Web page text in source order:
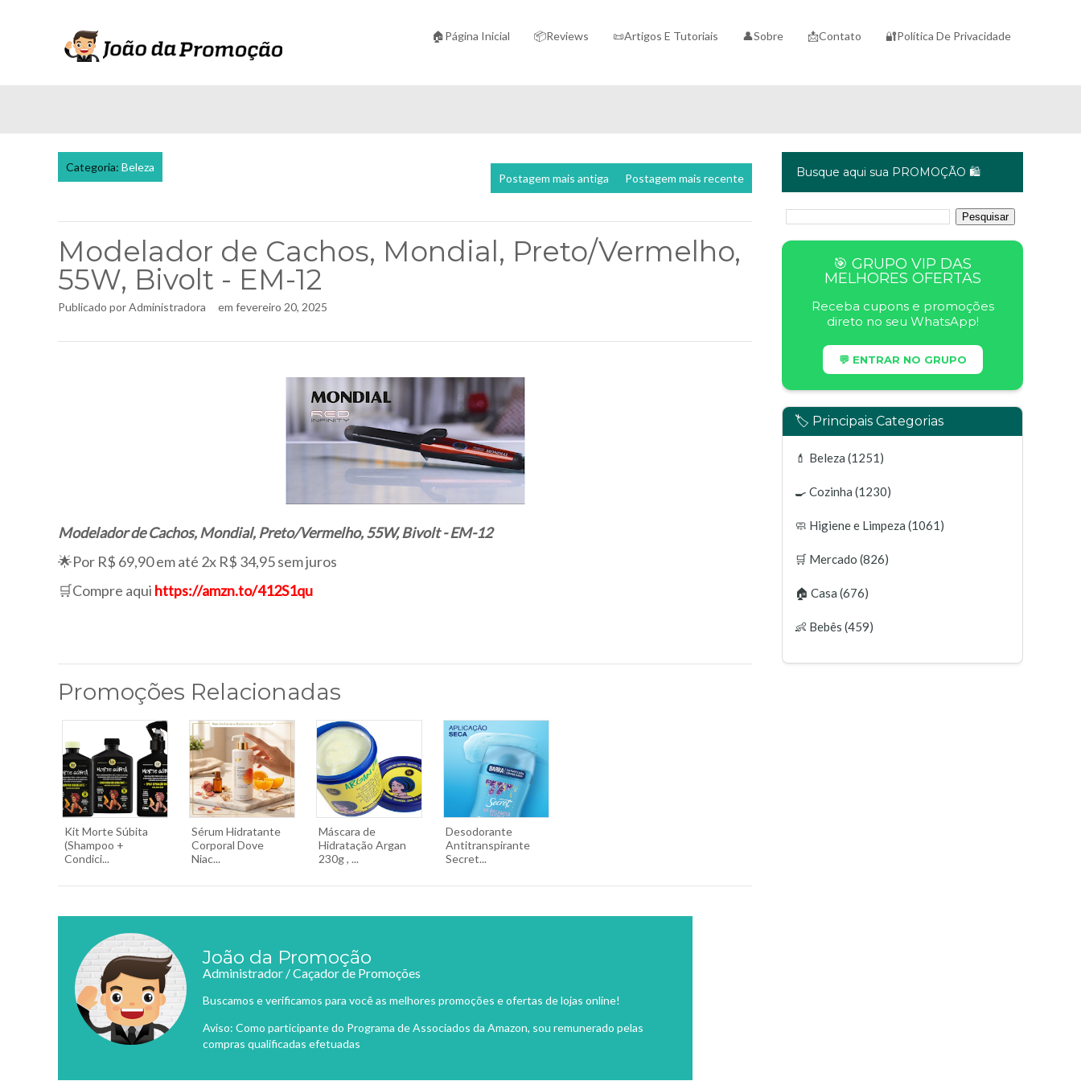
🏠Página Inicial 📦Reviews 📜Artigos E Tutoriais 👤Sobre 📩Contato 🔐Política De Privacidade
Categoria: Beleza
Postagem mais recente
Postagem mais antiga
Modelador de Cachos, Mondial, Preto/Vermelho,
55W, Bivolt - EM-12
Publicado porAdministradora em fevereiro 20, 2025
Modelador de Cachos, Mondial, Preto/Vermelho, 55W, Bivolt - EM-12
🌟Por R$ 69,90 em até 2x R$ 34,95 sem juros
🛒Compre aqui https://amzn.to/412S1qu
Promoções Relacionadas
Kit Morte Súbita
(Shampoo +
Condici...
Sérum Hidratante
Corporal Dove
Niac...
Máscara de
Hidratação Argan
230g , ...
Desodorante
Antitranspirante
Secret...
João da Promoção
Administrador / Caçador de Promoções
Buscamos e verificamos para você as melhores promoções e ofertas de lojas online!
Aviso: Como participante do Programa de Associados da Amazon, sou remunerado pelas
compras qualificadas efetuadas
Busque aqui sua PROMOÇÃO 🛍️
🎯 GRUPO VIP DAS
MELHORES OFERTAS
Receba cupons e promoções
direto no seu WhatsApp!
💬 ENTRAR NO GRUPO
🏷️ Principais Categorias
💄 Beleza (1251)
🍳 Cozinha (1230)
🧼 Higiene e Limpeza (1061)
🛒 Mercado (826)
🏠 Casa (676)
👶 Bebês (459)